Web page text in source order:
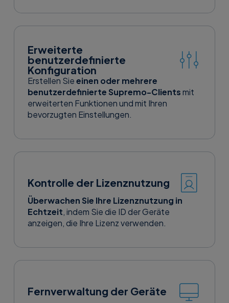
Erweiterte
benutzerdefinierte
Konfiguration
Erstellen Sieeinen oder mehrere
benutzerdefinierte Supremo-Clientsmit
erweiterten Funktionen und mit Ihren
bevorzugten Einstellungen.
Kontrolle der Lizenznutzung
Überwachen Sie Ihre Lizenznutzung in
Echtzeit, indem Sie die ID der Geräte
anzeigen, die Ihre Lizenz verwenden.
Fernverwaltung der Geräte
Details
entdecken
Beta-
Version
herunterlade
n